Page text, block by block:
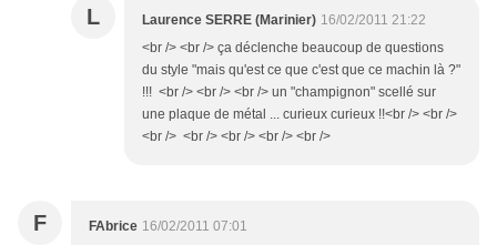
L Laurence SERRE (Marinier) 16/02/2011 21:22
<br /> <br /> ça déclenche beaucoup de questions
du style "mais qu'est ce que c'est que ce machin là ?"
!!! <br /> <br /> <br /> un "champignon" scellé sur
une plaque de métal ... curieux curieux !!<br /> <br />
<br /> <br /> <br /> <br /> <br />
F FAbrice 16/02/2011 07:01